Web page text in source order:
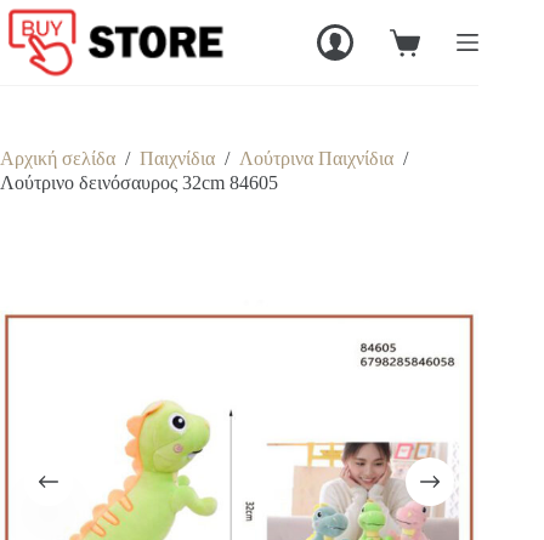
Μετάβαση
στο
περιεχόμενο
Καλάθι
Αρχική σελίδα / Παιχνίδια / Λούτρινα Παιχνίδια /
Λούτρινο δεινόσαυρος 32cm 84605